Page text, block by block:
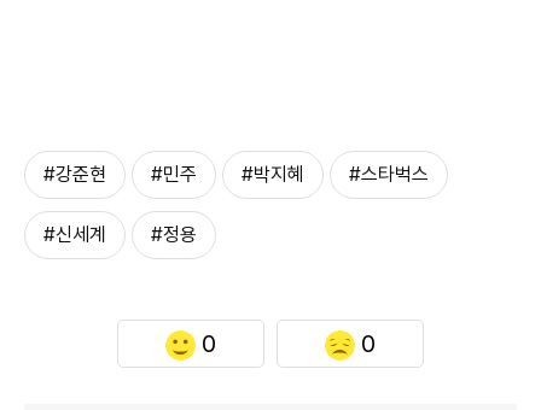
#강준현 #민주 #박지혜 #스타벅스
#신세계 #정용
0 0